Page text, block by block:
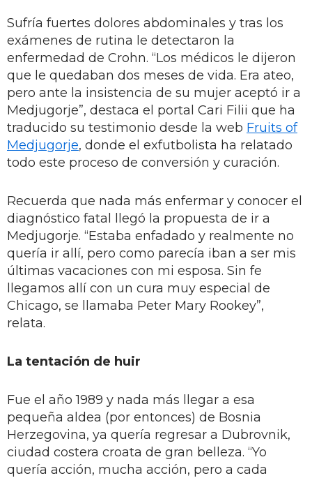
Sufría fuertes dolores abdominales y tras los
exámenes de rutina le detectaron la
enfermedad de Crohn. “Los médicos le dijeron
que le quedaban dos meses de vida. Era ateo,
pero ante la insistencia de su mujer aceptó ir a
Medjugorje”, destaca el portal Cari Filii que ha
traducido su testimonio desde la web Fruits of
Medjugorje, donde el exfutbolista ha relatado
todo este proceso de conversión y curación.
Recuerda que nada más enfermar y conocer el
diagnóstico fatal llegó la propuesta de ir a
Medjugorje. “Estaba enfadado y realmente no
quería ir allí, pero como parecía iban a ser mis
últimas vacaciones con mi esposa. Sin fe
llegamos allí con un cura muy especial de
Chicago, se llamaba Peter Mary Rookey”,
relata.
La tentación de huir
Fue el año 1989 y nada más llegar a esa
pequeña aldea (por entonces) de Bosnia
Herzegovina, ya quería regresar a Dubrovnik,
ciudad costera croata de gran belleza. “Yo
quería acción, mucha acción, pero a cada